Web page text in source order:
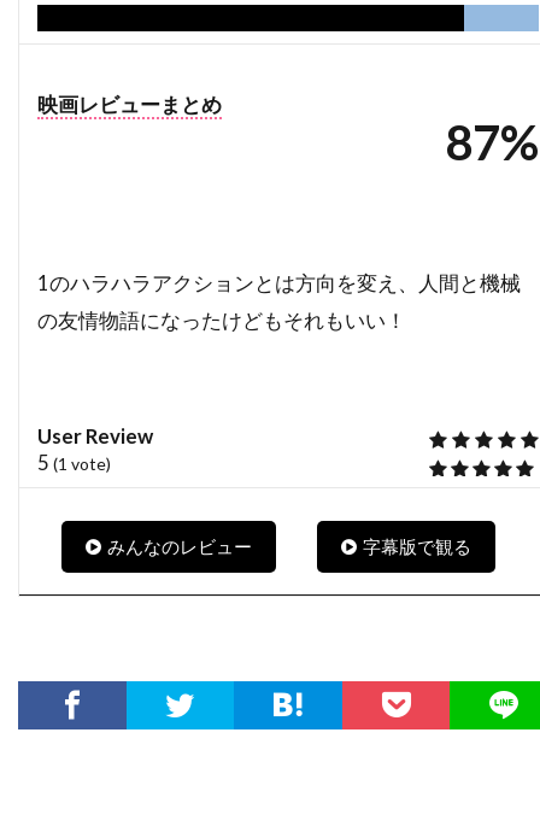
バージニア・グレッグ
バーバラ・デフィーナ
バーバラ・ハーシー
バーバラ・ヘイル
パコ・フェメニア
パシフィックウェスタン
パシフィック・データー・イメージズ
パット・ウェルシュ
パット・ロマーノ
パテ
パトリシア・クラークソン
パトリシア・ヒッチコック
87%
映画レビューまとめ
1のハラハラアクションとは方向を変え、人間と機械
の友情物語になったけどもそれもいい！
User Review
5 (1 vote)
みんなのレビュー 字幕版で観る